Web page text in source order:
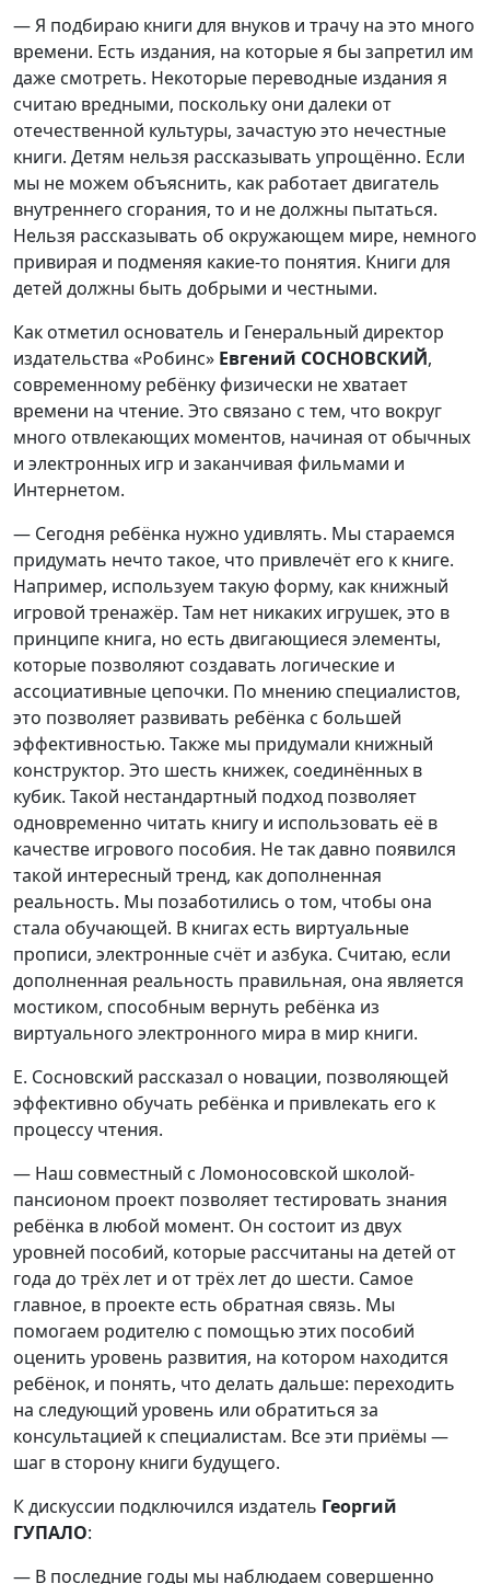
— Я подбираю книги для внуков и трачу на это много
времени. Есть издания, на которые я бы запретил им
даже смотреть. Некоторые переводные издания я
считаю вредными, поскольку они далеки от
отечественной культуры, зачастую это нечестные
книги. Детям нельзя рассказывать упрощённо. Если
мы не можем объяснить, как работает двигатель
внутреннего сгорания, то и не должны пытаться.
Нельзя рассказывать об окружающем мире, немного
привирая и подменяя какие-то понятия. Книги для
детей должны быть добрыми и честными.
Как отметил основатель и Генеральный директор
издательства «Робинс» Евгений СОСНОВСКИЙ,
современному ребёнку физически не хватает
времени на чтение. Это связано с тем, что вокруг
много отвлекающих моментов, начиная от обычных
и электронных игр и заканчивая фильмами и
Интернетом.
— Сегодня ребёнка нужно удивлять. Мы стараемся
придумать нечто такое, что привлечёт его к книге.
Например, используем такую форму, как книжный
игровой тренажёр. Там нет никаких игрушек, это в
принципе книга, но есть двигающиеся элементы,
которые позволяют создавать логические и
ассоциативные цепочки. По мнению специалистов,
это позволяет развивать ребёнка с большей
эффективностью. Также мы придумали книжный
конструктор. Это шесть книжек, соединённых в
кубик. Такой нестандартный подход позволяет
одновременно читать книгу и использовать её в
качестве игрового пособия. Не так давно появился
такой интересный тренд, как дополненная
реальность. Мы позаботились о том, чтобы она
стала обучающей. В книгах есть виртуальные
прописи, электронные счёт и азбука. Считаю, если
дополненная реальность правильная, она является
мостиком, способным вернуть ребёнка из
виртуального электронного мира в мир книги.
Е. Сосновский рассказал о новации, позволяющей
эффективно обучать ребёнка и привлекать его к
процессу чтения.
— Наш совместный с Ломоносовской школой-
пансионом проект позволяет тестировать знания
ребёнка в любой момент. Он состоит из двух
уровней пособий, которые рассчитаны на детей от
года до трёх лет и от трёх лет до шести. Самое
главное, в проекте есть обратная связь. Мы
помогаем родителю с помощью этих пособий
оценить уровень развития, на котором находится
ребёнок, и понять, что делать дальше: переходить
на следующий уровень или обратиться за
консультацией к специалистам. Все эти приёмы —
шаг в сторону книги будущего.
К дискуссии подключился издатель Георгий
ГУПАЛО:
— В последние годы мы наблюдаем совершенно